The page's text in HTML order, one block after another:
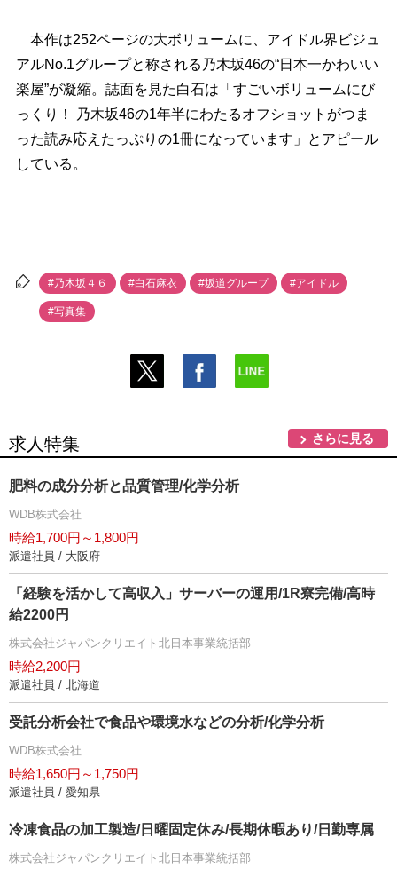
本作は252ページの大ボリュームに、アイドル界ビジュ
アルNo.1グループと称される乃木坂46の“日本一かわいい
楽屋”が凝縮。誌面を見た白石は「すごいボリュームにび
っくり！ 乃木坂46の1年半にわたるオフショットがつま
った読み応えたっぷりの1冊になっています」とアピール
している。
#乃木坂４６ #白石麻衣 #坂道グループ #アイドル
#写真集
求人特集 さらに見る
肥料の成分分析と品質管理/化学分析
WDB株式会社
時給1,700円～1,800円
派遣社員 / 大阪府
「経験を活かして高収入」サーバーの運用/1R寮完備/高時
給2200円
株式会社ジャパンクリエイト北日本事業統括部
時給2,200円
派遣社員 / 北海道
受託分析会社で食品や環境水などの分析/化学分析
WDB株式会社
時給1,650円～1,750円
派遣社員 / 愛知県
冷凍食品の加工製造/日曜固定休み/長期休暇あり/日勤専属
株式会社ジャパンクリエイト北日本事業統括部